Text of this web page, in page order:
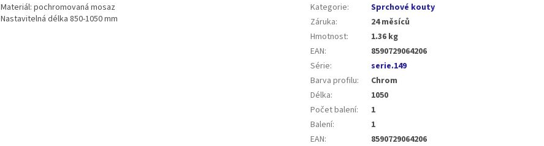
Materiál: pochromovaná mosaz
Nastavitelná délka 850-1050 mm
Kategorie:
Sprchové kouty
Záruka:
24 měsíců
Hmotnost:
1.36 kg
EAN:
8590729064206
Série:
serie.149
Barva profilu:
Chrom
Délka:
1050
Počet balení:
1
Balení:
1
EAN:
8590729064206